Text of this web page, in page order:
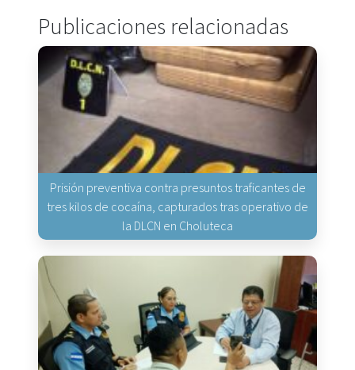
Publicaciones relacionadas
Prisión preventiva contra presuntos traficantes de
tres kilos de cocaína, capturados tras operativo de
la DLCN en Choluteca